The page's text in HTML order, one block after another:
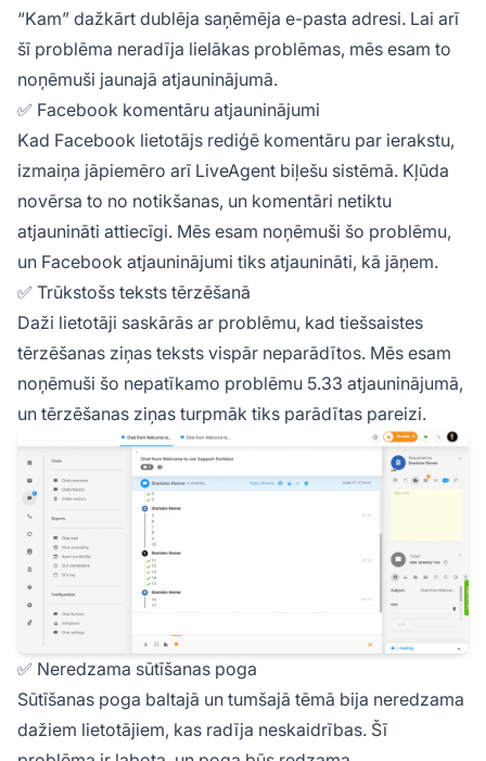
“Kam” dažkārt dublēja saņēmēja e-pasta adresi. Lai arī
šī problēma neradīja lielākas problēmas, mēs esam to
noņēmuši jaunajā atjauninājumā.
✅ Facebook komentāru atjauninājumi
Kad Facebook lietotājs rediģē komentāru par ierakstu,
izmaiņa jāpiemēro arī LiveAgent biļešu sistēmā. Kļūda
novērsa to no notikšanas, un komentāri netiktu
atjaunināti attiecīgi. Mēs esam noņēmuši šo problēmu,
un Facebook atjauninājumi tiks atjaunināti, kā jāņem.
✅ Trūkstošs teksts tērzēšanā
Daži lietotāji saskārās ar problēmu, kad tiešsaistes
tērzēšanas ziņas teksts vispār neparādītos. Mēs esam
noņēmuši šo nepatīkamo problēmu 5.33 atjauninājumā,
un tērzēšanas ziņas turpmāk tiks parādītas pareizi.
✅ Neredzama sūtīšanas poga
Sūtīšanas poga baltajā un tumšajā tēmā bija neredzama
dažiem lietotājiem, kas radīja neskaidrības. Šī